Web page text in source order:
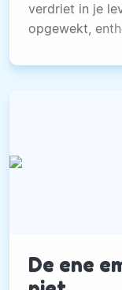
verdriet in je
opgewekt,
De ene